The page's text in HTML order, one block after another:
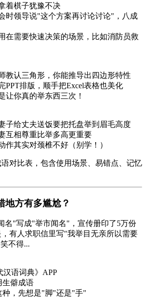
着棋子犹豫不决
时领导说"这个方案再讨论讨论"，八成
在需要快速决策的场景，比如消防员救
教认三角形，你能推导出四边形特性
PPT排版，顺手把Excel表格也美化
让你真的举东西三次！
子给丈夫送饭要把托盘举到眉毛高度
互相尊重比举多高更重要
作其实对颈椎不好（别学！）
语对比表，包含使用场景、易错点、记忆
地方有多尴尬？
名"写成"举市闻名"，宣传册印了5万份
有人求职信里写"我举目无亲所以需要
不得...
语词典》APP
僻成语
，先想是"脚"还是"手"